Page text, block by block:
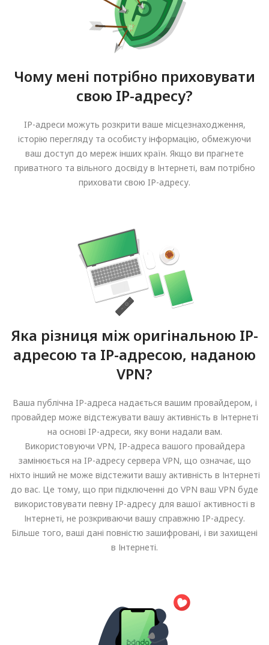
Чому мені потрібно приховувати
свою IP-адресу?
IP-адреси можуть розкрити ваше місцезнаходження,
історію перегляду та особисту інформацію, обмежуючи
ваш доступ до мереж інших країн. Якщо ви прагнете
приватного та вільного досвіду в Інтернеті, вам потрібно
приховати свою IP-адресу.
Яка різниця між оригінальною IP-
адресою та IP-адресою, наданою
VPN?
Ваша публічна IP-адреса надається вашим провайдером, і
провайдер може відстежувати вашу активність в Інтернеті
на основі IP-адреси, яку вони надали вам.
Використовуючи VPN, IP-адреса вашого провайдера
замінюється на IP-адресу сервера VPN, що означає, що
ніхто інший не може відстежити вашу активність в Інтернеті
до вас. Це тому, що при підключенні до VPN ваш VPN буде
використовувати певну IP-адресу для вашої активності в
Інтернеті, не розкриваючи вашу справжню IP-адресу.
Більше того, ваші дані повністю зашифровані, і ви захищені
в Інтернеті.